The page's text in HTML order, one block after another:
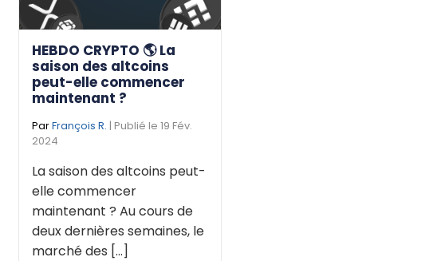
HEBDO CRYPTO 🌎 La
saison des altcoins
peut-elle commencer
maintenant ?
ParFrançois R. | Publié le 19 Fév.
2024
La saison des altcoins peut-
elle commencer
maintenant ? Au cours de
deux dernières semaines, le
marché des [...]